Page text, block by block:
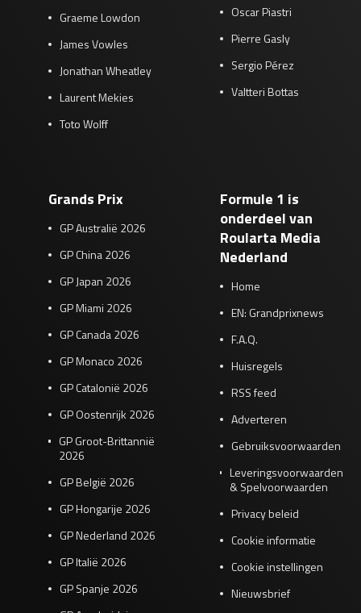
Graeme Lowdon
James Vowles
Jonathan Wheatley
Laurent Mekies
Toto Wolff
Oscar Piastri
Pierre Gasly
Sergio Pérez
Valtteri Bottas
Grands Prix
GP Australië 2026
GP China 2026
GP Japan 2026
GP Miami 2026
GP Canada 2026
GP Monaco 2026
GP Catalonië 2026
GP Oostenrijk 2026
GP Groot-Brittannië
2026
GP België 2026
GP Hongarije 2026
GP Nederland 2026
GP Italië 2026
GP Spanje 2026
Formule 1 is
onderdeel van
Roularta Media
Nederland
Home
EN: Grandprixnews
F.A.Q.
Huisregels
RSS feed
Adverteren
Gebruiksvoorwaarden
Leveringsvoorwaarden
& Spelvoorwaarden
Privacy beleid
Cookie informatie
Cookie instellingen
Nieuwsbrief